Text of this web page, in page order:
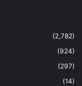
(2,782)
(924)
(297)
(14)